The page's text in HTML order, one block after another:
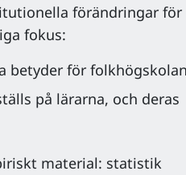
förändringar för
fokus:
betyder för folkhögskolan
på lärarna, och deras
material: statistik